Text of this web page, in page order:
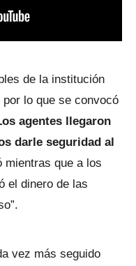
de la institución
lo que se convocó
agentes llegaron
darle seguridad al
mientras que a los
el dinero de las
vez más seguido